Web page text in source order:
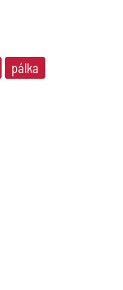
pálka